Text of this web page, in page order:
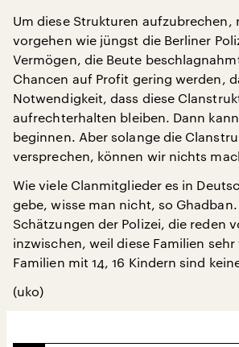
Um diese Strukturen aufzubrechen,
vorgehen wie jüngst die Berliner
Vermögen, die Beute
Chancen auf Profit gering werden,
Notwendigkeit, dass diese
aufrechterhalten bleiben. Dann
beginnen. Aber solange die
versprechen, können wir nichts
Wie viele Clanmitglieder es in
gebe, wisse man nicht, so Ghadban.
Schätzungen der Polizei, die reden
inzwischen, weil diese Familien
Familien mit 14, 16 Kindern sind
(uko)